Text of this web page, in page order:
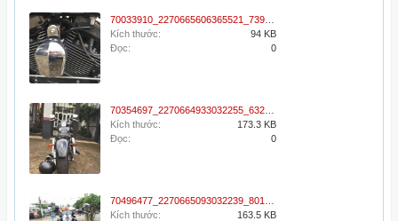
Kích thước:
94 KB
Đọc:
0
Kích thước:
173.3 KB
Đọc:
0
Kích thước:
163.5 KB